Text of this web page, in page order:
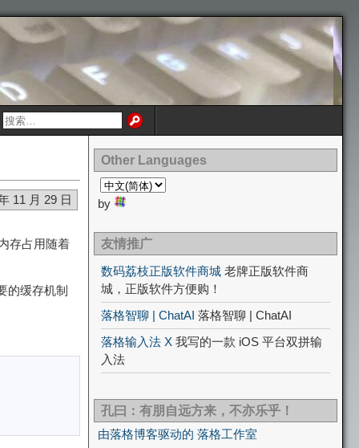
11 月 29 日
存占用随着
的缓存机制
Other Languages
by
友情推广
数码荔枝正版软件商城 老牌正版软件商
城，正版软件方便购！
落格智聊 | ChatAI 落格智聊 | ChatAI
落格输入法 X 我写的一款 iOS 平台双拼输
入法
孔曰：有朋自远方来，不亦乐乎！
由落格博客驱动的 落格工作室